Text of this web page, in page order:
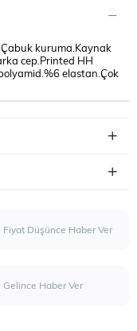
kuruma.Kaynak
cep.Printed HH
elastan.Çok
Fiyat Düşünce Haber Ver
Gelince Haber Ver